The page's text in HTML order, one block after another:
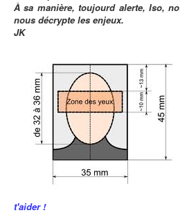
À sa manière, toujourd alerte, Iso,
nous décrypte les enjeux.
JK
t'aider !